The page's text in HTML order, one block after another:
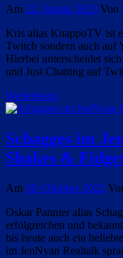
Am 22. Januar 2023 Von
Kris alias KnappoTV ist
Twitch sondern auch auf
Hierbei unterscheidet
und Just Chatting auf
Weiterlesen
Schagges im
Shakes &
Am 30. Oktober 2022
Oskar Pannier alias
erfolgreichen und
bis heute auch ein
im JenNyan Realtalk